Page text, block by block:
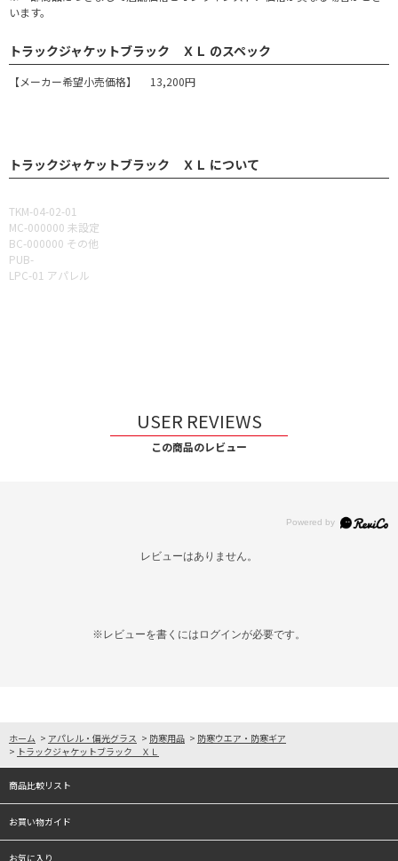
います。
トラックジャケットブラック ＸＬ のスペック
【メーカー希望小売価格】 13,200円
トラックジャケットブラック ＸＬ について
TKM-04-02-01
MC-000000 未設定
BC-000000 その他
PUB-
LPC-01 アパレル
USER REVIEWS
この商品のレビュー
レビューはありません。
※レビューを書くには ログインが必要です。
ホーム > アパレル・偏光グラス > 防寒用品 > 防寒ウエア・防寒ギア
> トラックジャケットブラック ＸＬ
商品比較リスト
お買い物ガイド
お気に入り